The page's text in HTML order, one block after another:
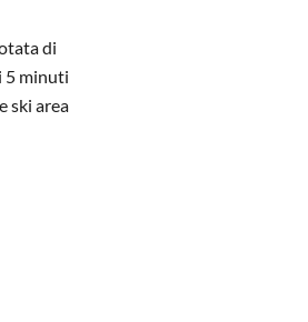
di
5 minuti
ski area